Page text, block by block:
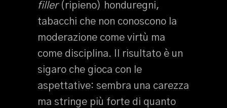
filler(ripieno) honduregni,
tabacchi che non conoscono la
moderazione come virtù ma
come disciplina. Il risultato è un
sigaro che gioca con le
aspettative: sembra una carezza
ma stringe più forte di quanto